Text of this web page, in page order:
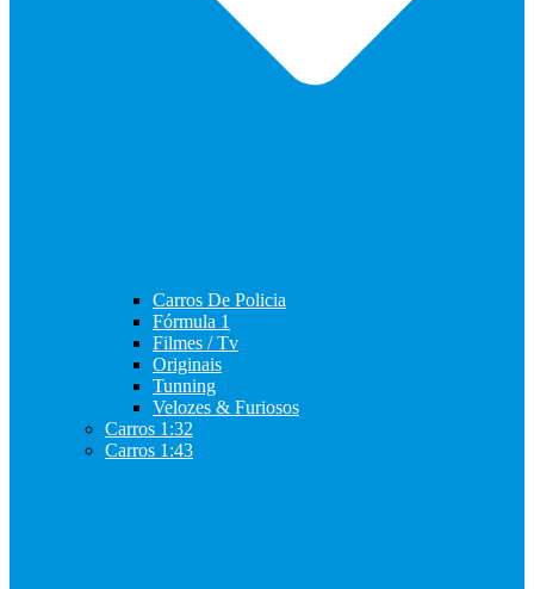
Carros De Policia
Fórmula 1
Filmes / Tv
Originais
Tunning
Velozes & Furiosos
Carros 1:32
Carros 1:43